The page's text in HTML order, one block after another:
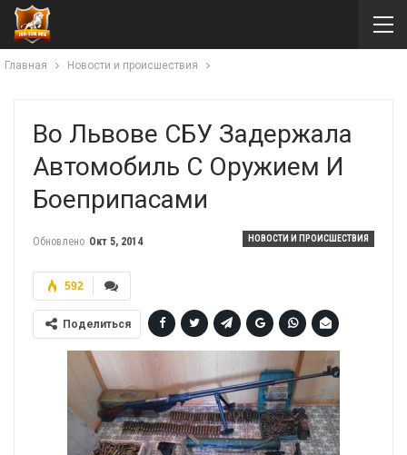
Главная Новости и происшествия
Во Львове СБУ Задержала
Автомобиль С Оружием И
Боеприпасами
НОВОСТИ И ПРОИСШЕСТВИЯ
Обновлено Окт 5, 2014
592
Поделиться